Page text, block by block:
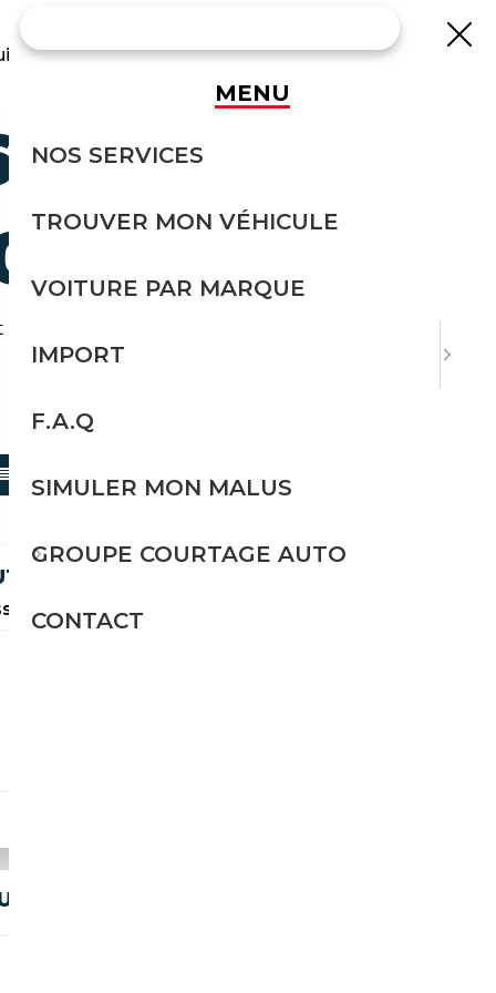
SERIE-6
€
20 000 euros.
AUTO
Caméra d'aide ...
MOTORE ROTTO !!!!!!
MENU
NOS SERVICES
TROUVER MON VÉHICULE
VOITURE PAR MARQUE
IMPORT
F.A.Q
SIMULER MON MALUS
GROUPE COURTAGE AUTO
CONTACT